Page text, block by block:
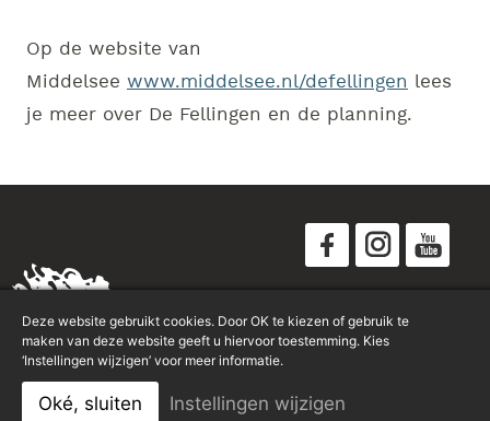
Op de website van
Middelsee www.middelsee.nl/defellingen lees
je meer over De Fellingen en de planning.
Privacyverklaring
Deze website gebruikt cookies. Door OK te kiezen of gebruik te
maken van deze website geeft u hiervoor toestemming. Kies
‘Instellingen wijzigen’ voor meer informatie.
Oké, sluiten Instellingen wijzigen